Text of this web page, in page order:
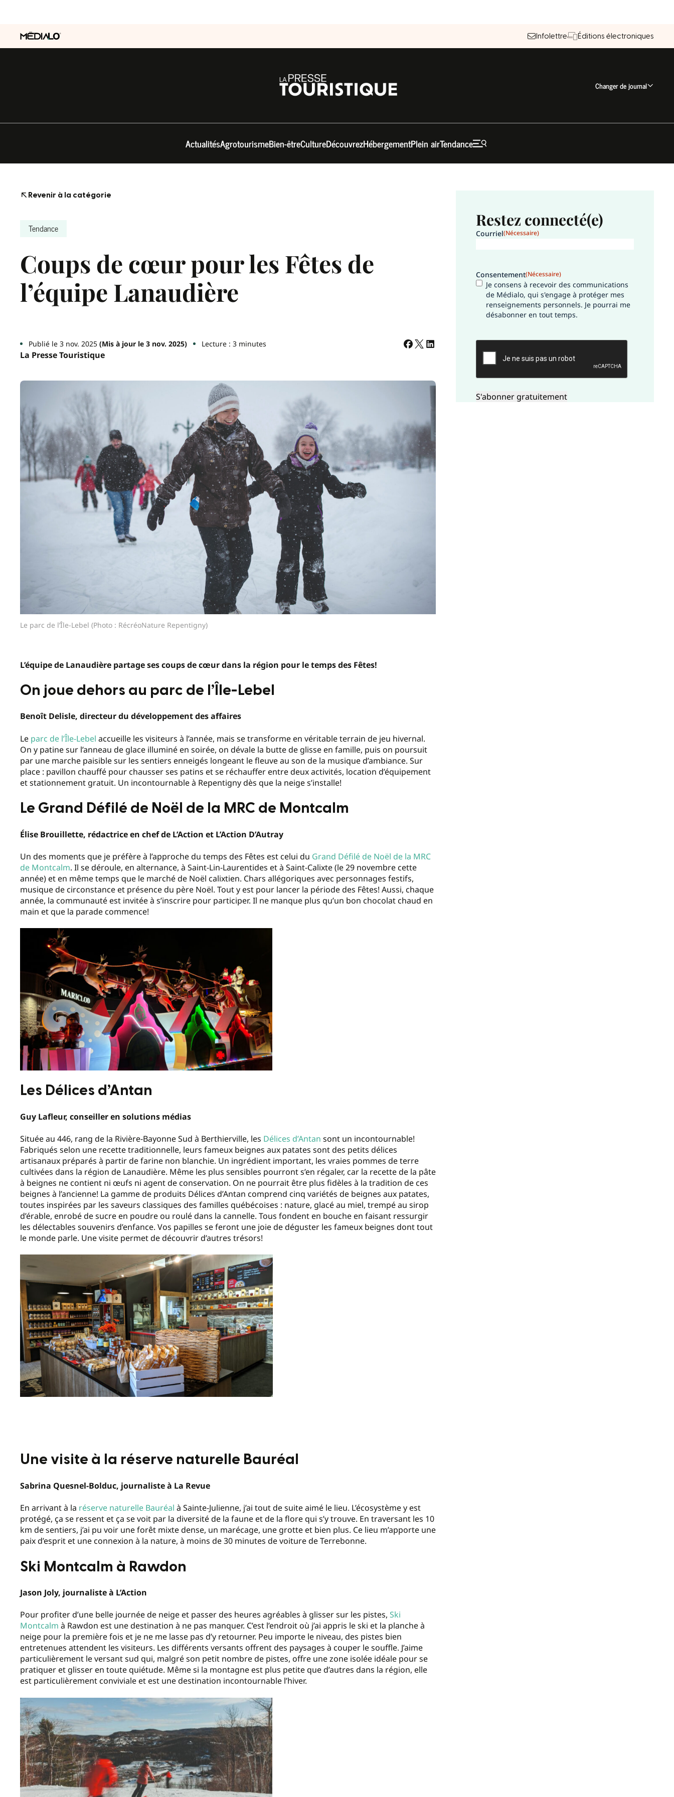
Infolettre Éditions électroniques
Changer de journal
ActualitésAgrotourismeBien-êtreCultureDécouvrezHébergementPlein airTendance
Revenir à la catégorie
Tendance
Coups de cœur pour les Fêtes de
l’équipe Lanaudière
Publié le 3 nov. 2025(Mis à jour le 3 nov. 2025) Lecture : 3 minutes
La Presse Touristique
Le parc de l’Île-Lebel (Photo : RécréoNature Repentigny)
L’équipe de Lanaudière partage ses coups de cœur dans la région pour le temps des Fêtes!
On joue dehors au parc de l’Île-Lebel
Benoît Delisle, directeur du développement des affaires
Le parc de l’Île-Lebel accueille les visiteurs à l’année, mais se transforme en véritable terrain de jeu hivernal.
On y patine sur l’anneau de glace illuminé en soirée, on dévale la butte de glisse en famille, puis on poursuit
par une marche paisible sur les sentiers enneigés longeant le fleuve au son de la musique d’ambiance. Sur
place : pavillon chauffé pour chausser ses patins et se réchauffer entre deux activités, location d’équipement
et stationnement gratuit. Un incontournable à Repentigny dès que la neige s’installe!
Le Grand Défilé de Noël de la MRC de Montcalm
Élise Brouillette, rédactrice en chef de L’Action et L’Action D’Autray
Un des moments que je préfère à l’approche du temps des Fêtes est celui du Grand Défilé de Noël de la MRC
de Montcalm. Il se déroule, en alternance, à Saint-Lin-Laurentides et à Saint-Calixte (le 29 novembre cette
année) et en même temps que le marché de Noël calixtien. Chars allégoriques avec personnages festifs,
musique de circonstance et présence du père Noël. Tout y est pour lancer la période des Fêtes! Aussi, chaque
année, la communauté est invitée à s’inscrire pour participer. Il ne manque plus qu’un bon chocolat chaud en
main et que la parade commence!
Les Délices d’Antan
Guy Lafleur, conseiller en solutions médias
Située au 446, rang de la Rivière-Bayonne Sud à Berthierville, les Délices d’Antan sont un incontournable!
Fabriqués selon une recette traditionnelle, leurs fameux beignes aux patates sont des petits délices
artisanaux préparés à partir de farine non blanchie. Un ingrédient important, les vraies pommes de terre
cultivées dans la région de Lanaudière. Même les plus sensibles pourront s’en régaler, car la recette de la pâte
à beignes ne contient ni œufs ni agent de conservation. On ne pourrait être plus fidèles à la tradition de ces
beignes à l’ancienne! La gamme de produits Délices d’Antan comprend cinq variétés de beignes aux patates,
toutes inspirées par les saveurs classiques des familles québécoises : nature, glacé au miel, trempé au sirop
d’érable, enrobé de sucre en poudre ou roulé dans la cannelle. Tous fondent en bouche en faisant ressurgir
les délectables souvenirs d’enfance. Vos papilles se feront une joie de déguster les fameux beignes dont tout
le monde parle. Une visite permet de découvrir d’autres trésors!
Une visite à la réserve naturelle Bauréal
Sabrina Quesnel-Bolduc, journaliste à La Revue
En arrivant à la réserve naturelle Bauréal à Sainte-Julienne, j’ai tout de suite aimé le lieu. L’écosystème y est
protégé, ça se ressent et ça se voit par la diversité de la faune et de la flore qui s’y trouve. En traversant les 10
km de sentiers, j’ai pu voir une forêt mixte dense, un marécage, une grotte et bien plus. Ce lieu m’apporte une
paix d’esprit et une connexion à la nature, à moins de 30 minutes de voiture de Terrebonne.
Ski Montcalm à Rawdon
Jason Joly, journaliste à L’Action
Pour profiter d’une belle journée de neige et passer des heures agréables à glisser sur les pistes, Ski
Montcalm à Rawdon est une destination à ne pas manquer. C’est l’endroit où j’ai appris le ski et la planche à
neige pour la première fois et je ne me lasse pas d’y retourner. Peu importe le niveau, des pistes bien
entretenues attendent les visiteurs. Les différents versants offrent des paysages à couper le souffle. J’aime
particulièrement le versant sud qui, malgré son petit nombre de pistes, offre une zone isolée idéale pour se
pratiquer et glisser en toute quiétude. Même si la montagne est plus petite que d’autres dans la région, elle
est particulièrement conviviale et est une destination incontournable l’hiver.
Restez connecté(e)
Courriel(Nécessaire)
Consentement(Nécessaire)
Je consens à recevoir des communications
de Médialo, qui s'engage à protéger mes
renseignements personnels. Je pourrai me
désabonner en tout temps.
CAPTCHA